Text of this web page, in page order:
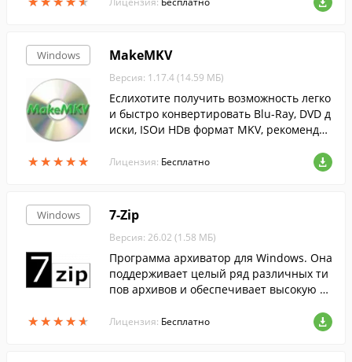
Windows
★★★★★
★★★★★
MakeMKV
Версия: 1.17.4 (14.59 МБ)
Еслихотите получить возможность легко
и быстро конвертировать Blu-Ray, DVD д
иски, ISOи HDв формат MKV, рекомендуе
Лицензия: Бесплатно
Windows
★★★★★
★★★★★
7-Zip
Версия: 26.02 (1.58 МБ)
Программа архиватор для Windows. Она
поддерживает целый ряд различных ти
пов архивов и обеспечивает высокую ст
Лицензия: Бесплатно